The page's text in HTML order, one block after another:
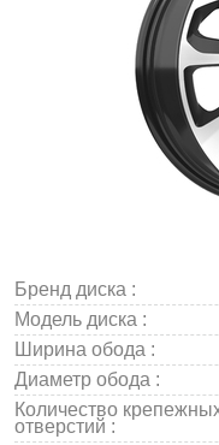
Бренд диска :
Модель диска :
Ширина обода :
Диаметр обода :
Количество
отверстий :